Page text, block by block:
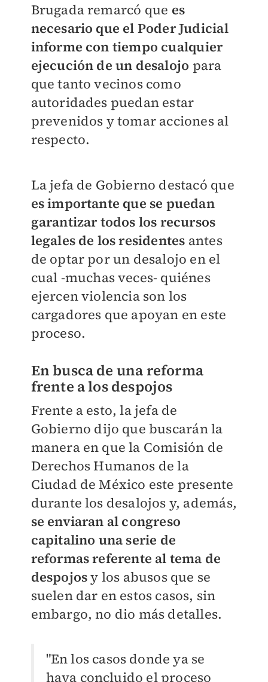
Brugada remarcó que es
necesario que el Poder Judicial
informe con tiempo cualquier
ejecución de un desalojo para
que tanto vecinos como
autoridades puedan estar
prevenidos y tomar acciones al
respecto.
La jefa de Gobierno destacó que
es importante que se puedan
garantizar todos los recursos
legales de los residentes antes
de optar por un desalojo en el
cual -muchas veces- quiénes
ejercen violencia son los
cargadores que apoyan en este
proceso.
En busca de una reforma
frente a los despojos
Frente a esto, la jefa de
Gobierno dijo que buscarán la
manera en que la Comisión de
Derechos Humanos de la
Ciudad de México este presente
durante los desalojos y, además,
se enviaran al congreso
capitalino una serie de
reformas referente al tema de
despojosy los abusos que se
suelen dar en estos casos, sin
embargo, no dio más detalles.
"En los casos donde ya se
haya concluido el proceso